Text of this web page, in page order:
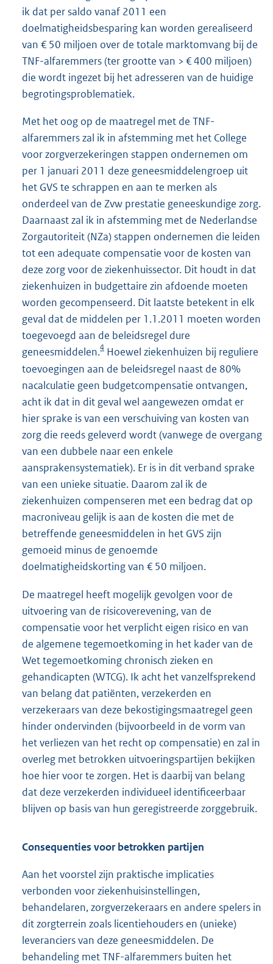
ik dat per saldo vanaf 2011 een
doelmatigheidsbesparing kan worden gerealiseerd
van € 50 miljoen over de totale marktomvang bij de
TNF-alfaremmers (ter grootte van > € 400 miljoen)
die wordt ingezet bij het adresseren van de huidige
begrotingsproblematiek.
Met het oog op de maatregel met de TNF-
alfaremmers zal ik in afstemming met het College
voor zorgverzekeringen stappen ondernemen om
per 1 januari 2011 deze geneesmiddelengroep uit
het GVS te schrappen en aan te merken als
onderdeel van de Zvw prestatie geneeskundige zorg.
Daarnaast zal ik in afstemming met de Nederlandse
Zorgautoriteit (NZa) stappen ondernemen die leiden
tot een adequate compensatie voor de kosten van
deze zorg voor de ziekenhuissector. Dit houdt in dat
ziekenhuizen in budgettaire zin afdoende moeten
worden gecompenseerd. Dit laatste betekent in elk
geval dat de middelen per 1.1.2011 moeten worden
toegevoegd aan de beleidsregel dure
geneesmiddelen.4 Hoewel ziekenhuizen bij reguliere
toevoegingen aan de beleidsregel naast de 80%
nacalculatie geen budgetcompensatie ontvangen,
acht ik dat in dit geval wel aangewezen omdat er
hier sprake is van een verschuiving van kosten van
zorg die reeds geleverd wordt (vanwege de overgang
van een dubbele naar een enkele
aansprakensystematiek). Er is in dit verband sprake
van een unieke situatie. Daarom zal ik de
ziekenhuizen compenseren met een bedrag dat op
macroniveau gelijk is aan de kosten die met de
betreffende geneesmiddelen in het GVS zijn
gemoeid minus de genoemde
doelmatigheidskorting van € 50 miljoen.
De maatregel heeft mogelijk gevolgen voor de
uitvoering van de risicoverevening, van de
compensatie voor het verplicht eigen risico en van
de algemene tegemoetkoming in het kader van de
Wet tegemoetkoming chronisch zieken en
gehandicapten (WTCG). Ik acht het vanzelfsprekend
van belang dat patiënten, verzekerden en
verzekeraars van deze bekostigingsmaatregel geen
hinder ondervinden (bijvoorbeeld in de vorm van
het verliezen van het recht op compensatie) en zal in
overleg met betrokken uitvoeringspartijen bekijken
hoe hier voor te zorgen. Het is daarbij van belang
dat deze verzekerden individueel identificeerbaar
blijven op basis van hun geregistreerde zorggebruik.
Consequenties voor betrokken partijen
Aan het voorstel zijn praktische implicaties
verbonden voor ziekenhuisinstellingen,
behandelaren, zorgverzekeraars en andere spelers in
dit zorgterrein zoals licentiehouders en (unieke)
leveranciers van deze geneesmiddelen. De
behandeling met TNF-alfaremmers buiten het